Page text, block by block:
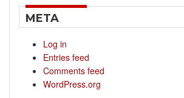
META
Log in
Entries feed
Comments feed
WordPress.org